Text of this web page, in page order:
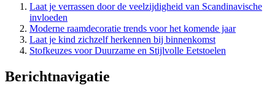
Laat je verrassen door de veelzijdigheid van Scandinavische
invloeden
Moderne raamdecoratie trends voor het komende jaar
Laat je kind zichzelf herkennen bij binnenkomst
Stofkeuzes voor Duurzame en Stijlvolle Eetstoelen
Berichtnavigatie